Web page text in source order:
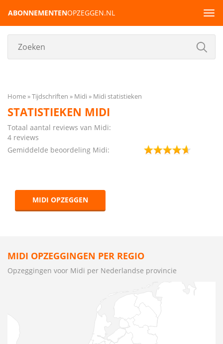
ABONNEMENTENOPZEGGEN.NL
Home Tijdschriften Midi Midi statistieken
STATISTIEKEN MIDI
Totaal aantal reviews van Midi:
4 reviews
Gemiddelde beoordeling Midi:
MIDI OPZEGGEN
MIDI OPZEGGINGEN PER REGIO
Opzeggingen voor Midi per Nederlandse provincie